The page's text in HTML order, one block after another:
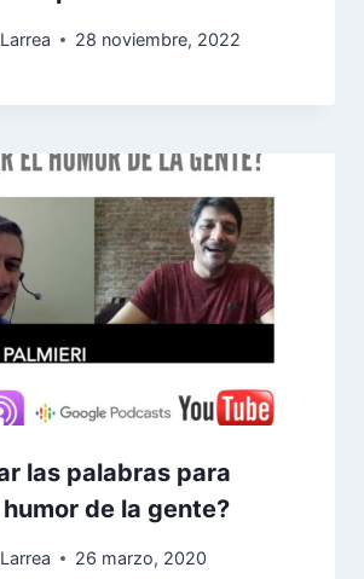
28 noviembre, 2022
las palabras para
de la gente?
26 marzo, 2020